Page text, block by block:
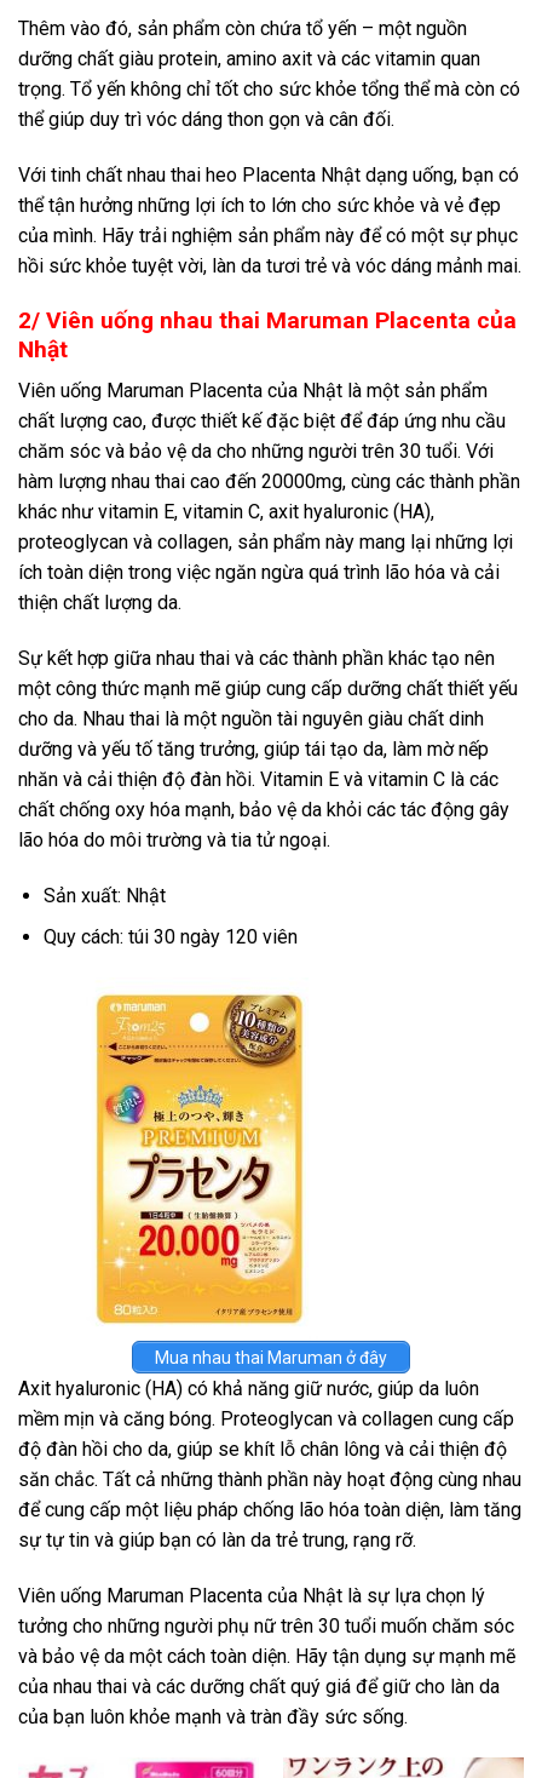
Thêm vào đó, sản phẩm còn chứa tổ yến – một nguồn
dưỡng chất giàu protein, amino axit và các vitamin quan
trọng. Tổ yến không chỉ tốt cho sức khỏe tổng thể mà còn có
thể giúp duy trì vóc dáng thon gọn và cân đối.
Với tinh chất nhau thai heo Placenta Nhật dạng uống, bạn có
thể tận hưởng những lợi ích to lớn cho sức khỏe và vẻ đẹp
của mình. Hãy trải nghiệm sản phẩm này để có một sự phục
hồi sức khỏe tuyệt vời, làn da tươi trẻ và vóc dáng mảnh mai.
2/ Viên uống nhau thai Maruman Placenta của
Nhật
Viên uống Maruman Placenta của Nhật là một sản phẩm
chất lượng cao, được thiết kế đặc biệt để đáp ứng nhu cầu
chăm sóc và bảo vệ da cho những người trên 30 tuổi. Với
hàm lượng nhau thai cao đến 20000mg, cùng các thành phần
khác như vitamin E, vitamin C, axit hyaluronic (HA),
proteoglycan và collagen, sản phẩm này mang lại những lợi
ích toàn diện trong việc ngăn ngừa quá trình lão hóa và cải
thiện chất lượng da.
Sự kết hợp giữa nhau thai và các thành phần khác tạo nên
một công thức mạnh mẽ giúp cung cấp dưỡng chất thiết yếu
cho da. Nhau thai là một nguồn tài nguyên giàu chất dinh
dưỡng và yếu tố tăng trưởng, giúp tái tạo da, làm mờ nếp
nhăn và cải thiện độ đàn hồi. Vitamin E và vitamin C là các
chất chống oxy hóa mạnh, bảo vệ da khỏi các tác động gây
lão hóa do môi trường và tia tử ngoại.
Sản xuất: Nhật
Quy cách: túi 30 ngày 120 viên
Mua nhau thai Maruman ở đây
Axit hyaluronic (HA) có khả năng giữ nước, giúp da luôn
mềm mịn và căng bóng. Proteoglycan và collagen cung cấp
độ đàn hồi cho da, giúp se khít lỗ chân lông và cải thiện độ
săn chắc. Tất cả những thành phần này hoạt động cùng nhau
để cung cấp một liệu pháp chống lão hóa toàn diện, làm tăng
sự tự tin và giúp bạn có làn da trẻ trung, rạng rỡ.
Viên uống Maruman Placenta của Nhật là sự lựa chọn lý
tưởng cho những người phụ nữ trên 30 tuổi muốn chăm sóc
và bảo vệ da một cách toàn diện. Hãy tận dụng sự mạnh mẽ
của nhau thai và các dưỡng chất quý giá để giữ cho làn da
của bạn luôn khỏe mạnh và tràn đầy sức sống.